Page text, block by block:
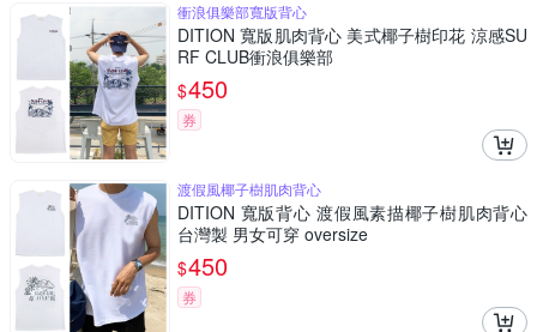
衝浪俱樂部寬版背心
DITION 寬版肌肉背心 美式椰子樹印花 涼感SU
RF CLUB衝浪俱樂部
$450
券
渡假風椰子樹肌肉背心
DITION 寬版背心 渡假風素描椰子樹肌肉背心
台灣製 男女可穿 oversize
$450
券